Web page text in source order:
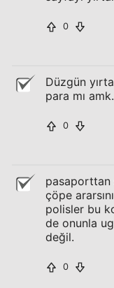
0
Düzgün
para mı amk.
0
pasaporttan
çöpe
polisler bu
de onunla
değil.
0